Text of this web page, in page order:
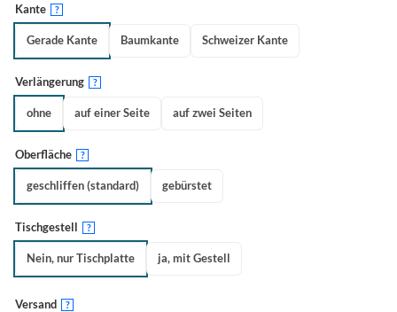
Kante ?
Gerade Kante Baumkante Schweizer Kante
Verlängerung ?
ohne auf einer Seite auf zwei Seiten
Oberfläche ?
geschliffen (standard) gebürstet
Tischgestell ?
Nein, nur Tischplatte ja, mit Gestell
Versand ?